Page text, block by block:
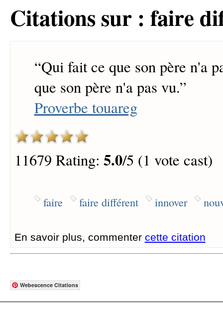
Citations sur : faire
“Qui fait ce que son père n'a
que son père n'a pas vu.”
Proverbe touareg
11679 Rating: 5.0/5 (1 vote cast)
faire faire différent innover
En savoir plus, commenter cette citation
Webescence Citations